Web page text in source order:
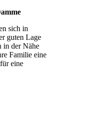
sich in
guten Lage
in der Nähe
Familie eine
eine